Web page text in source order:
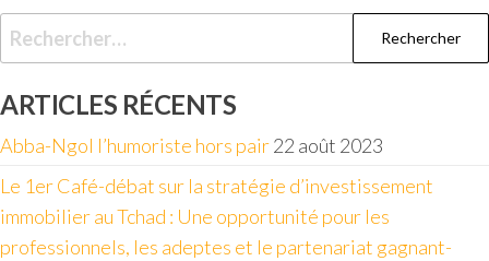
ARTICLES RÉCENTS
Abba-Ngol l’humoriste hors pair22 août 2023
Le 1er Café-débat sur la stratégie d’investissement
immobilier au Tchad : Une opportunité pour les
professionnels, les adeptes et le partenariat gagnant-